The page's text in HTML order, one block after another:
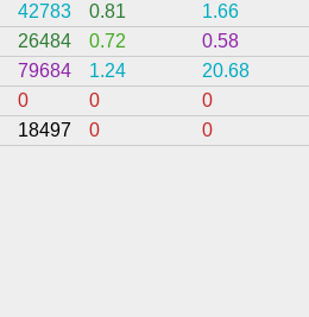
42783 0.81 1.66
26484 0.72 0.58
79684 1.24 20.68
0 0 0
18497 0 0